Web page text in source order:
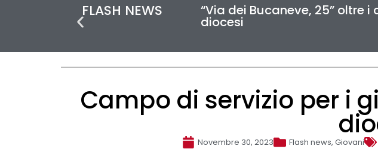
FLASH NEWS “Via dei Bucaneve, 25” oltre i
diocesi
Campo di servizio per i
Novembre 30, 2023 Flash news, Giovani